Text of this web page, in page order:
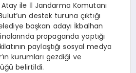
Atay ile İl Jandarma Komutanı
destek turuna çıktığı
başkan adayı İkbalhan
propaganda yaptığı
paylaştığı sosyal medya
kurumları gezdiği ve
belirtildi.